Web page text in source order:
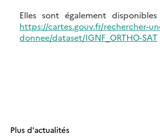
Elles sont également
https://cartes.gouv.fr/rechercher-
donnee/dataset/IGNF_ORTHO-SAT
Plus d'actualités